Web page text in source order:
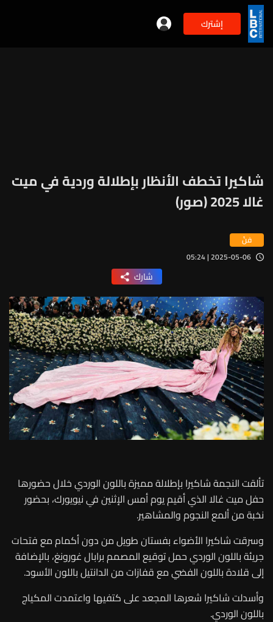
إشترك
شاكيرا تخطف الأنظار بإطلالة وردية في ميت
غالا 2025 (صور)
فنّ
2025-05-06 | 05:24
شارك
تألقت النجمة شاكيرا بإطلالة مميزة باللون الوردي خلال حضورها
حفل ميت غالا الذي أقيم يوم أمس الإثنين في نيويورك، بحضور
نخبة من ألمع النجوم والمشاهير.
وسرقت شاكيرا الأضواء بفستان طويل من دون أكمام مع فتحات
جريئة باللون الوردي حمل توقيع المصمم برابال غورونغ، بالإضافة
إلى قلادة باللون الفضي مع قفازات من الدانتيل باللون الأسود.
وأسدلت شاكيرا شعرها المجعد على كتفيها واعتمدت المكياج
باللون الوردي.